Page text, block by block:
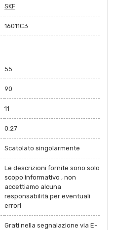
SKF
16011C3
55
90
11
0.27
Scatolato singolarmente
Le descrizioni fornite sono solo
scopo informativo , non
accettiamo alcuna
responsabilità per eventuali
errori
Grati nella segnalazione via E-